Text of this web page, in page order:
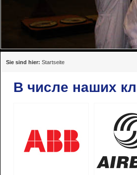
Sie sind hier: Startseite
B числе наших